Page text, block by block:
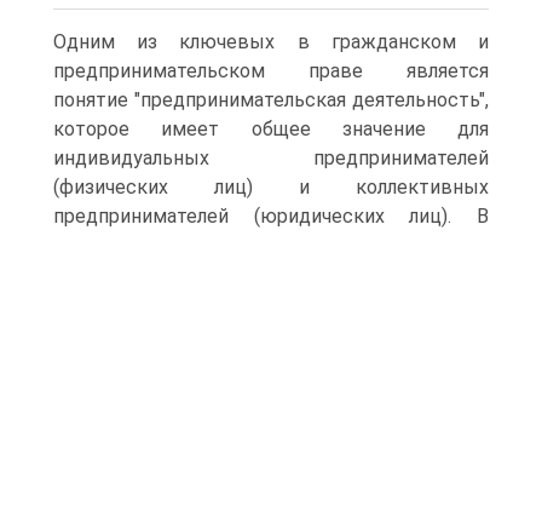
Одним из ключевых в гражданском и
предпринимательском праве является
понятие "предпринимательская деятельность",
которое имеет общее значение для
индивидуальных предпринимателей
(физических лиц) и коллективных
предпринимателей (юридических лиц). В